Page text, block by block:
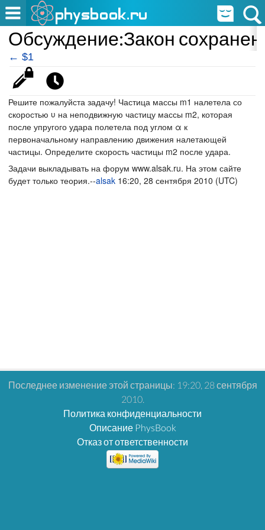
Обсуждение:Закон
← $1
Решите пожалуйста задачу! Частица массы m1 налетела со
скоростью υ на неподвижную частицу массы m2, которая
после упругого удара полетела под углом α к
первоначальному направлению движения налетающей
частицы. Определите скорость частицы m2 после удара.
Задачи выкладывать на форум www.alsak.ru. На этом сайте
будет только теория.--alsak 16:20, 28 сентября 2010 (UTC)
Последнее изменение этой страницы: 19:20, 28 сентября
2010.
Политика конфиденциальности
Описание PhysBook
Отказ от ответственности